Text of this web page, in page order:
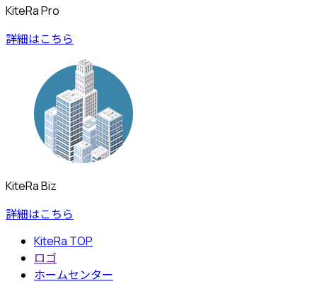
KiteRa Pro
詳細はこちら
KiteRa Biz
詳細はこちら
KiteRa TOP
ロゴ
ホームセンター